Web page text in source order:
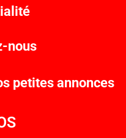
nous
petites annonces